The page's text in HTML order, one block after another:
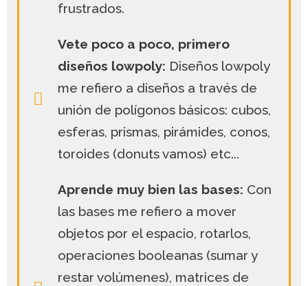
frustrados.
Vete poco a poco, primero
diseños lowpoly: Diseños lowpoly
me refiero a diseños a través de
unión de polígonos básicos: cubos,
esferas, prismas, pirámides, conos,
toroides (donuts vamos) etc...
Aprende muy bien las bases: Con
las bases me refiero a mover
objetos por el espacio, rotarlos,
operaciones booleanas (sumar y
restar volúmenes), matrices de